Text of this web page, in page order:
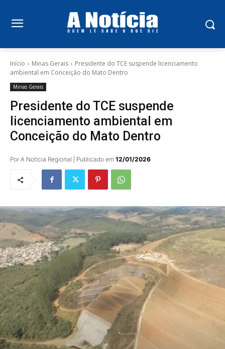
Início Minas Gerais
Presidente do TCE suspende licenciamento
ambiental em Conceição do Mato Dentro
Minas Gerais
Presidente do TCE suspende
licenciamento ambiental em
Conceição do Mato Dentro
Por A Notícia Regional | Publicado em 12/01/2026